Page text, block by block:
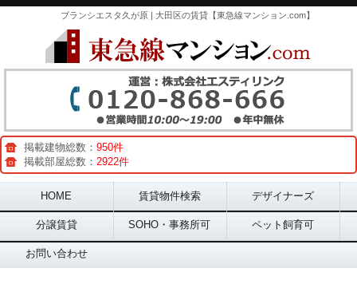
ブランシエスタ久が原 | 大田区の賃貸【東急線マンション.com】
掲載建物総数： 950件
掲載部屋総数： 2922件
Main menu
HOME 賃貸物件検索 デザイナーズ
分譲賃貸 SOHO・事務所可 ペット飼育可
お問い合わせ